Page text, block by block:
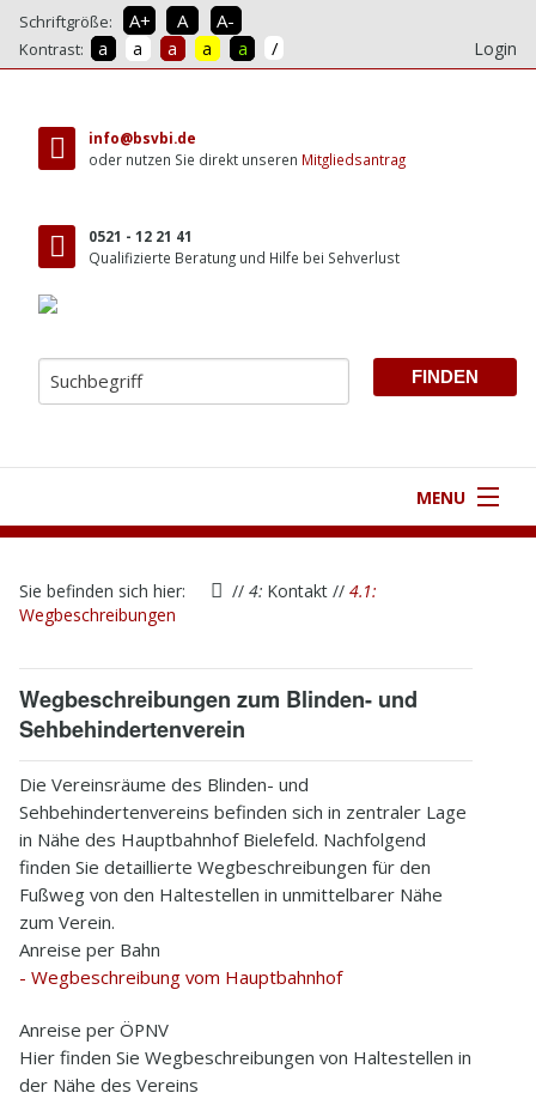
Schriftgröße: A+ A A-
Kontrast: a a a a a / Login
info@bsvbi.de
oder nutzen Sie direkt unseren Mitgliedsantrag
0521 - 12 21 41
Qualifizierte Beratung und Hilfe bei Sehverlust
zum
MENU
2
Verein
3
Aktivitäten
4Kontakt
Impressum
Sie befinden sich hier: //4: Kontakt //4.1:
Wegbeschreibungen
Wegbeschreibungen zum Blinden- und
Sehbehindertenverein
Die Vereinsräume des Blinden- und
Sehbehindertenvereins befinden sich in zentraler Lage
in Nähe des Hauptbahnhof Bielefeld. Nachfolgend
finden Sie detaillierte Wegbeschreibungen für den
Fußweg von den Haltestellen in unmittelbarer Nähe
zum Verein.
Anreise per Bahn
- Wegbeschreibung vom Hauptbahnhof
Anreise per ÖPNV
Hier finden Sie Wegbeschreibungen von Haltestellen in
der Nähe des Vereins